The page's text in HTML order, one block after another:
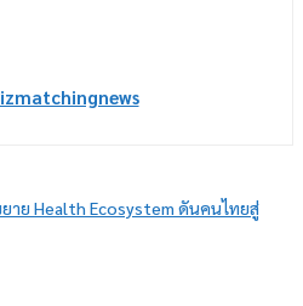
าย Health Ecosystem ดันคนไทยสู่